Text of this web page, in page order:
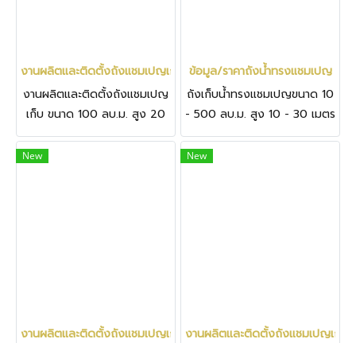
งานผลิตและติดตั้งถังแชมเปญเก็บ ขนาด 100 ลบ.ม. สูง 20 ม. เก็บน้
งานผลิตและติดตั้งถังแชมเปญ
เก็บ ขนาด 100 ลบ.ม. สูง 20
ม. เก็บน้ำ 100,000 ลิตร ที่
จ.ตราด อ.เขาสมิง ต.สะตอ
ข้อมูล/ราคาถังน้ำทรงแชมเปญ
ถังเก็บน้ำทรงแชมเปญขนาด 10
- 500 ลบ.ม. สูง 10 - 30 เมตร
New
งานผลิตและติดตั้งถังแชมเปญเก็บ ขนาด 100 ลบ.ม. สูง 30 ม. เก็บน้
New
งานผลิตและติดตั้งถังแชมเปญเก็บ